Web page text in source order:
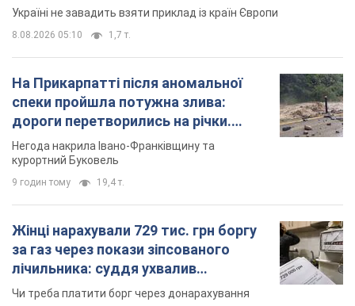
Україні не завадить взяти приклад із країн Європи
8.08.2026 05:10 1,7 т.
На Прикарпатті після аномальної
спеки пройшла потужна злива:
дороги перетворились на річки.
Відео
Негода накрила Івано-Франківщину та
курортний Буковель
9 годин тому 19,4 т.
Жінці нарахували 729 тис. грн боргу
за газ через покази зіпсованого
лічильника: суддя ухвалив
неочікуване рішення
Чи треба платити борг через донарахування